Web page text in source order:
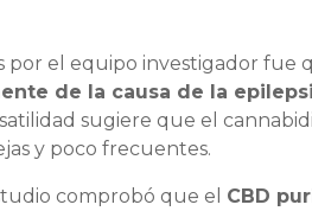
por el equipo investigador fue
de la causa de la
sugiere que el
y poco frecuentes.
comprobó que el CBD